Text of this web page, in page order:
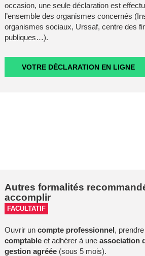
occasion, une seule déclaration est
l’ensemble des organismes concernés
organismes sociaux, Urssaf, centre des
publiques…).
VOTRE DÉCLARATION EN LIGNE
Autres formalités
accomplir
FACULTATIF
Ouvrir un compte professionnel,
comptableet adhérer à uneassociation
gestion agréée (sous 5 mois).